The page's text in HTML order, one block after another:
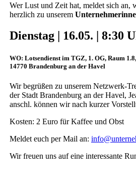
Wer Lust und Zeit hat, meldet sich an,
herzlich zu unserem
Dienstag | 16.05. | 8:30
WO: Lotsendienst im TGZ, 1. OG, Raum
14770 Brandenburg an der Havel
Wir begrüßen zu unserem Netzwerk-
der Stadt Brandenburg an der Havel,
anschl. können wir nach kurzer
Kosten: 2 Euro für Kaffee und Obst
Meldet euch per Mail an:
Wir freuen uns auf eine interessante